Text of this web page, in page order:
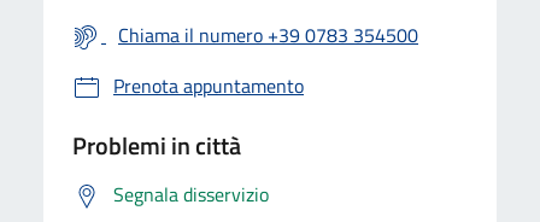
Chiama il numero +39 0783 354500
Prenota appuntamento
Problemi in città
Segnala disservizio